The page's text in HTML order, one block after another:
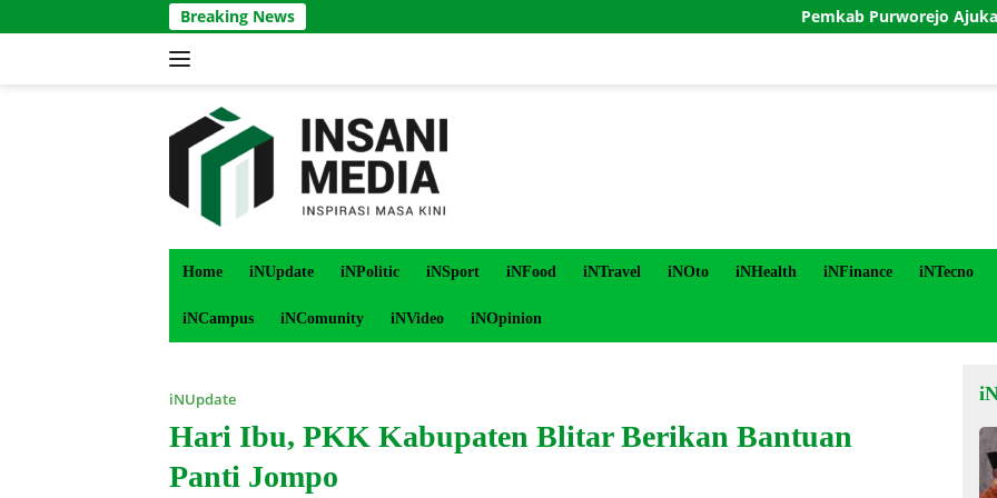
ke
Breaking News Pemkab Purworejo Ajukan
Home iNUpdate iNPolitic iNSport iNFood iNTravel iNOto iNHealth iNFinance iNTecno
iNCampus iNComunity iNVideo iNOpinion
iNUpdate
Hari Ibu, PKK Kabupaten Blitar Berikan Bantuan
Panti Jompo